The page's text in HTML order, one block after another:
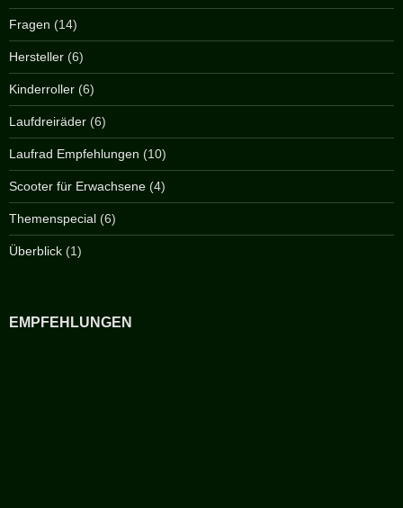
Fragen (14)
Hersteller (6)
Kinderroller (6)
Laufdreiräder (6)
Laufrad Empfehlungen (10)
Scooter für Erwachsene (4)
Themenspecial (6)
Überblick (1)
EMPFEHLUNGEN